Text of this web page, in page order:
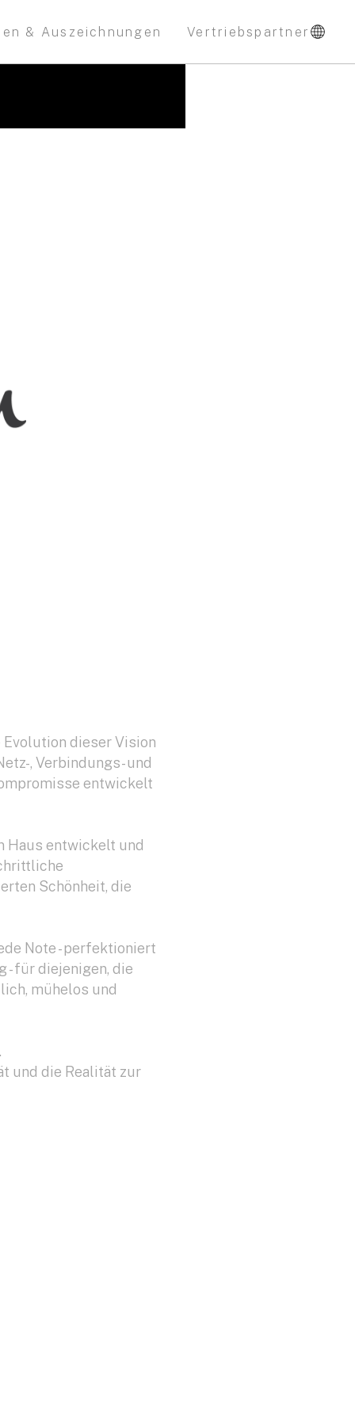
& Auszeichnungen Vertriebspartner
dieser Vision
, Verbindungs- und
entwickelt
Haus entwickelt und
Schönheit, die
Note - perfektioniert
- für diejenigen, die
mühelos und
und die Realität zur